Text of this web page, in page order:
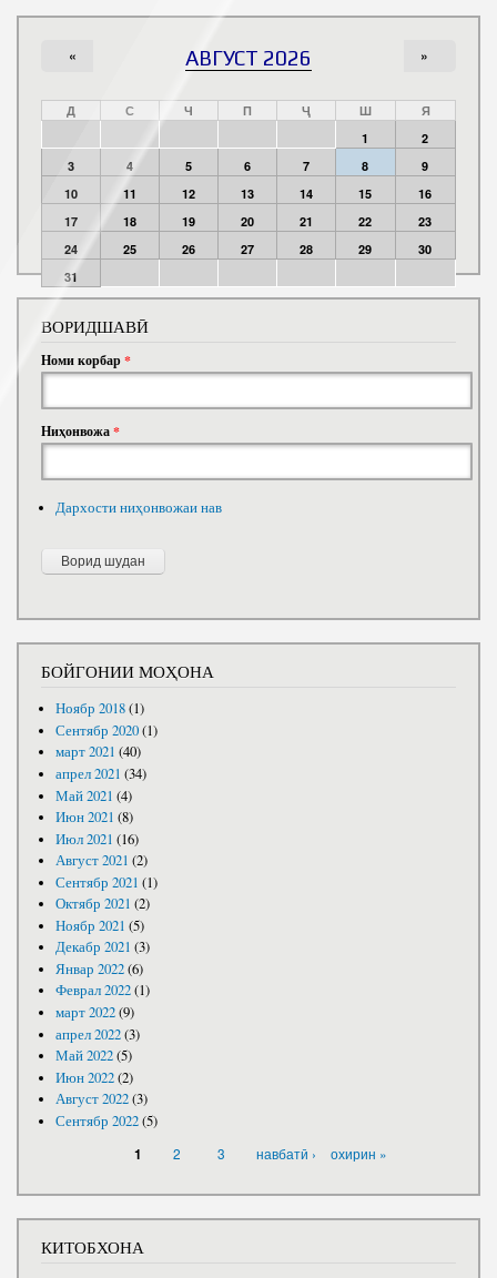
АВГУСТ 2026
« »
Д С Ч П Ҷ Ш
Я
1
2
3
4 5 6 7 8
9
10
11 12 13 14 15
16
17
18 19 20 21 22
23
24
25 26 27 28 29
30
31
ВОРИДШАВӢ
Номи корбар*
Ниҳонвожа*
Дархости ниҳонвожаи нав
БОЙГОНИИ МОҲОНА
Ноябр 2018(1)
Сентябр 2020(1)
март 2021 (40)
апрел 2021 (34)
Май 2021 (4)
Июн 2021 (8)
Июл 2021 (16)
Август 2021 (2)
Сентябр 2021 (1)
Октябр 2021 (2)
Ноябр 2021 (5)
Декабр 2021 (3)
Январ 2022(6)
Феврал 2022(1)
март 2022(9)
апрел 2022(3)
Май 2022(5)
Июн 2022(2)
Август 2022(3)
Сентябр 2022(5)
1 2 3 навбатӣ › охирин »
КИТОБХОНА